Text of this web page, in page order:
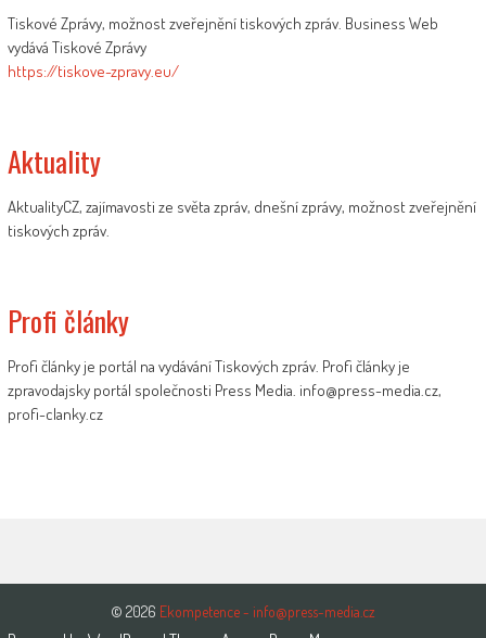
Tiskové Zprávy, možnost zveřejnění tiskových zpráv. Business Web
vydává Tiskové Zprávy
https://tiskove-zpravy.eu/
Aktuality
AktualityCZ, zajímavosti ze světa zpráv, dnešní zprávy, možnost zveřejnění
tiskových zpráv.
Profi články
Profi články je portál na vydávání Tiskových zpráv. Profi články je
zpravodajsky portál společnosti Press Media. info@press-media.cz,
profi-clanky.cz
© 2026 Ekompetence - info@press-media.cz